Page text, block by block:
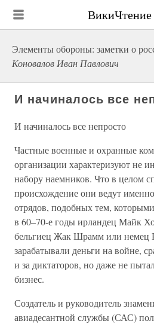
ВикиЧтение
Элементы обороны: заметки о
Коновалов Иван Павлович
И начиналось все
И начиналось все непросто
Частные военные и охранные
организации характеризуют не
набору наемников. Что в целом
происхождение они ведут
отрядов, подобных тем,
в 60–70-е годы ирландец Майк
бельгиец Жак Шрамм или
зарабатывали деньги на войне,
и за диктаторов, но даже не
бизнес.
Создатель и руководитель
авиадесантной службы (САС)